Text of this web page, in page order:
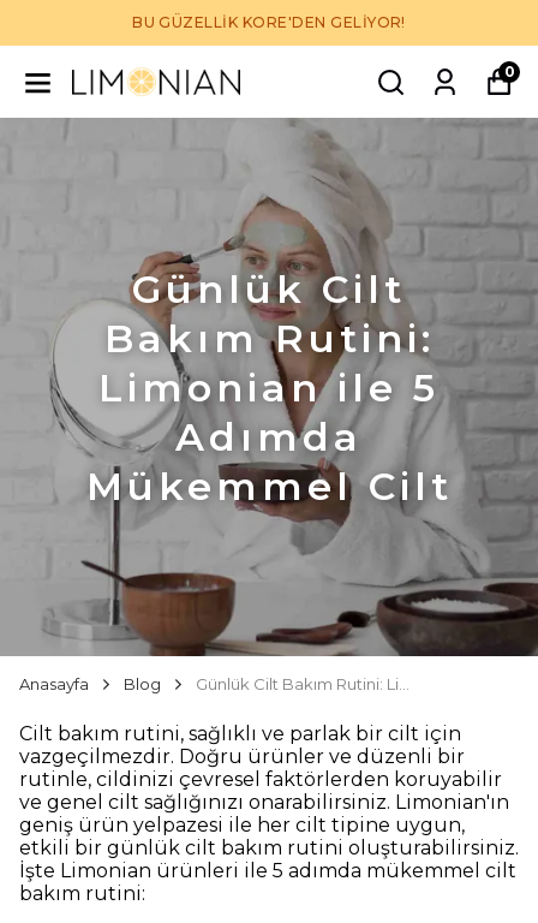
BU GÜZELLİK KORE'DEN GELİYOR!
0
Günlük Cilt
Bakım Rutini:
Limonian ile 5
Adımda
Mükemmel Cilt
Anasayfa Blog
Cilt bakım rutini, sağlıklı ve parlak bir cilt için
vazgeçilmezdir. Doğru ürünler ve düzenli bir
rutinle, cildinizi çevresel faktörlerden koruyabilir
ve genel cilt sağlığınızı onarabilirsiniz. Limonian'ın
geniş ürün yelpazesi ile her cilt tipine uygun,
etkili bir günlük cilt bakım rutini oluşturabilirsiniz.
İşte Limonian ürünleri ile 5 adımda mükemmel cilt
bakım rutini: